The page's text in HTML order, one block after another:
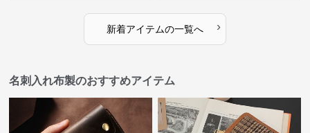
新着アイテムの一覧へ ›
名刺入れ布製のおすすめアイテム